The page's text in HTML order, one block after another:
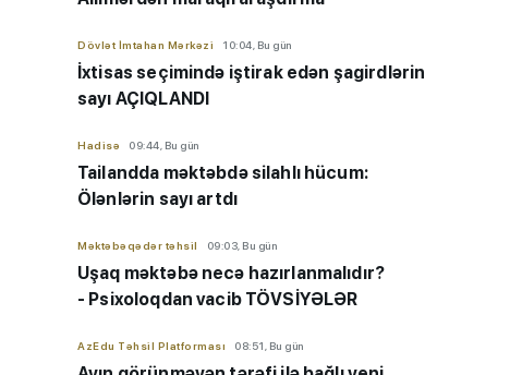
Dövlət İmtahan Mərkəzi 10:04, Bu gün
İxtisas seçimində iştirak edən şagirdlərin
sayı AÇIQLANDI
Hadisə 09:44, Bu gün
Tailandda məktəbdə silahlı hücum:
Ölənlərin sayı artdı
Məktəbəqədər təhsil 09:03, Bu gün
Uşaq məktəbə necə hazırlanmalıdır?
- Psixoloqdan vacib TÖVSİYƏLƏR
AzEdu Təhsil Platforması 08:51, Bu gün